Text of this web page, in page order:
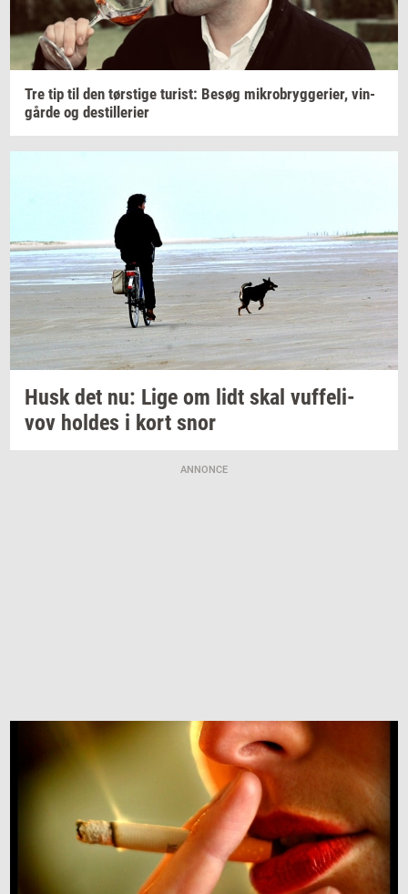
Tre tip til den tørsti­ge turist: Besøg mi­kro­bryg­ge­ri­er, vin­
går­de og destil­le­ri­er
Husk det nu: Lige om lidt skal vuffeli-​
vov hol­des i kort snor
ANNONCE